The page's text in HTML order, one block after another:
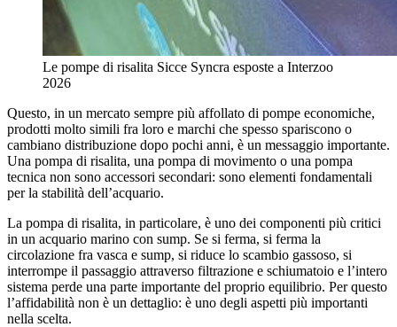
Le pompe di risalita Sicce Syncra esposte a Interzoo
2026
Questo, in un mercato sempre più affollato di pompe economiche,
prodotti molto simili fra loro e marchi che spesso spariscono o
cambiano distribuzione dopo pochi anni, è un messaggio importante.
Una pompa di risalita, una pompa di movimento o una pompa
tecnica non sono accessori secondari: sono elementi fondamentali
per la stabilità dell’acquario.
La pompa di risalita, in particolare, è uno dei componenti più critici
in un acquario marino con sump. Se si ferma, si ferma la
circolazione fra vasca e sump, si riduce lo scambio gassoso, si
interrompe il passaggio attraverso filtrazione e schiumatoio e l’intero
sistema perde una parte importante del proprio equilibrio. Per questo
l’affidabilità non è un dettaglio: è uno degli aspetti più importanti
nella scelta.